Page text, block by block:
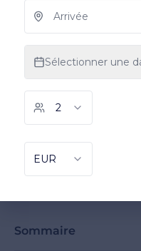
Sommaire